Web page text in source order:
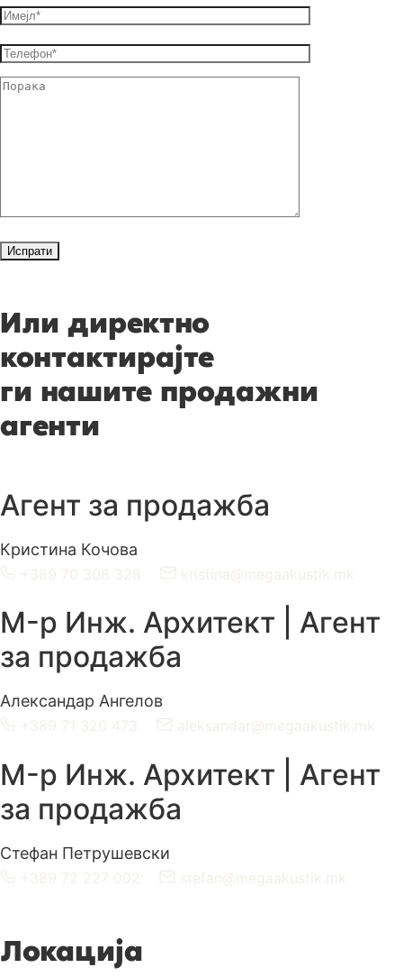
Или директно
контактирајте
ги нашите продажни
агенти
Агент за продажба
Кристина Кочова
M-р Инж. Архитект | Агент
за продажба
Александар Ангелов
M-р Инж. Архитект | Агент
за продажба
Стефан Петрушевски
Локација